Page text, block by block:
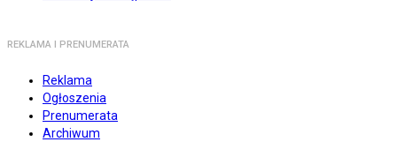
REKLAMA I PRENUMERATA
Reklama
Ogłoszenia
Prenumerata
Archiwum